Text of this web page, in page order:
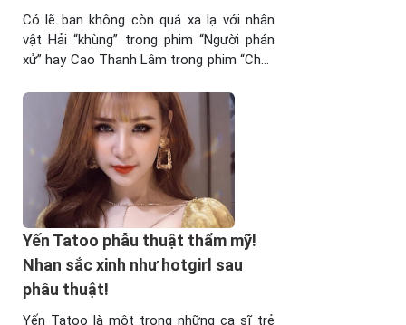
Có lẽ bạn không còn quá xa lạ với nhân
vật Hải “khùng” trong phim “Người phán
xử” hay Cao Thanh Lâm trong phim “Chạy
thấy, tài năng của nam diễn viên này là
không cần phải quá bàn cãi. Trong 1 tháng
trở lại ...
Yến Tatoo phẫu thuật thẩm mỹ!
Nhan sắc xinh như hotgirl sau
phẫu thuật!
Yến Tatoo là một trong những ca sĩ trẻ